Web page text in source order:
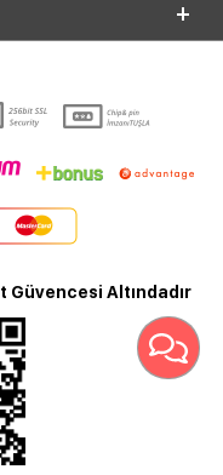
Güvencesi Altındadır